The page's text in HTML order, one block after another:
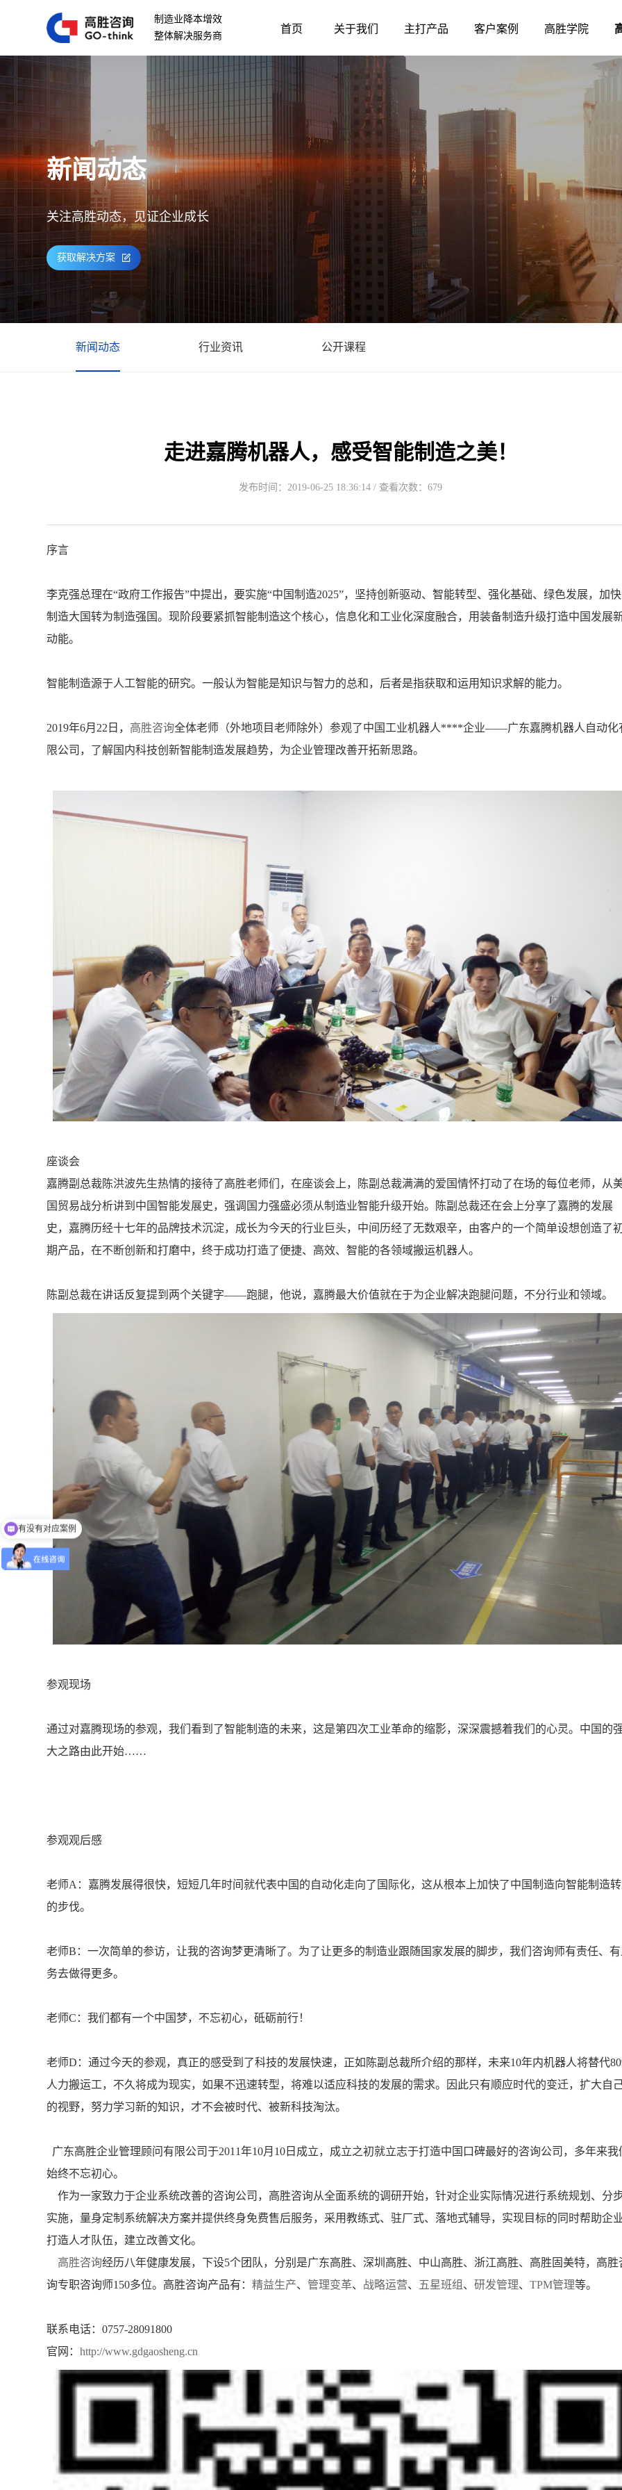
制造业降本增效
整体解决服务商
首页 关于我们 主打产品 客户案例 高胜学院
新闻动态
关注高胜动态，见证企业成长
获取解决方案
新闻动态 行业资讯 公开课程
走进嘉腾机器人，感受智能制造之美！
发布时间：2019-06-25 18:36:14 / 查看次数：679
序言
李克强总理在“政府工作报告”中提出，要实施“中国制造2025”，坚持创新驱动、智能转型、强化基础、绿色发展，加
制造大国转为制造强国。现阶段要紧抓智能制造这个核心，信息化和工业化深度融合，用装备制造升级打造中国发展
动能。
智能制造源于人工智能的研究。一般认为智能是知识与智力的总和，后者是指获取和运用知识求解的能力。
2019年6月22日， 高胜咨询全体老师（外地项目老师除外）参观了中国工业机器人****企业——广东嘉腾机器人自动化
限公司，了解国内科技创新智能制造发展趋势，为企业管理改善开拓新思路。
座谈会
嘉腾副总裁陈洪波先生热情的接待了高胜老师们，在座谈会上，陈副总裁满满的爱国情怀打动了在场的每位老师，从
国贸易战分析讲到中国智能发展史，强调国力强盛必须从制造业智能升级开始。陈副总裁还在会上分享了嘉腾的发展
史，嘉腾历经十七年的品牌技术沉淀，成长为今天的行业巨头，中间历经了无数艰辛，由客户的一个简单设想创造了
期产品，在不断创新和打磨中，终于成功打造了便捷、高效、智能的各领域搬运机器人。
陈副总裁在讲话反复提到两个关键字——跑腿，他说，嘉腾最大价值就在于为企业解决跑腿问题，不分行业和领域。
参观现场
通过对嘉腾现场的参观，我们看到了智能制造的未来，这是第四次工业革命的缩影，深深震撼着我们的心灵。中国的
大之路由此开始……
参观观后感
老师A：嘉腾发展得很快，短短几年时间就代表中国的自动化走向了国际化，这从根本上加快了中国制造向智能制造
的步伐。
老师B：一次简单的参访，让我的咨询梦更清晰了。为了让更多的制造业跟随国家发展的脚步，我们咨询师有责任、
务去做得更多。
老师C：我们都有一个中国梦，不忘初心，砥砺前行！
老师D：通过今天的参观，真正的感受到了科技的发展快速，正如陈副总裁所介绍的那样，未来10年内机器人将替代
人力搬运工，不久将成为现实，如果不迅速转型，将难以适应科技的发展的需求。因此只有顺应时代的变迁，扩大自
的视野，努力学习新的知识，才不会被时代、被新科技淘汰。
广东高胜企业管理顾问有限公司于2011年10月10日成立，成立之初就立志于打造中国口碑最好的咨询公司，多年来我
始终不忘初心。
作为一家致力于企业系统改善的咨询公司，高胜咨询从全面系统的调研开始，针对企业实际情况进行系统规划、分
实施，量身定制系统解决方案并提供终身免费售后服务，采用教练式、驻厂式、落地式辅导，实现目标的同时帮助企
打造人才队伍，建立改善文化。
高胜咨询经历八年健康发展，下设5个团队，分别是广东高胜、深圳高胜、中山高胜、浙江高胜、高胜固美特，高胜
询专职咨询师150多位。高胜咨询产品有：精益生产、 管理变革、 战略运营、 五星班组 、研发管理、TPM管理等。
联系电话：0757-28091800
官网：http://www.gdgaosheng.cn
老师可以上面拜访吗？